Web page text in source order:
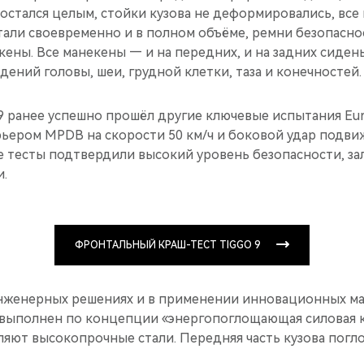
целым, стойки кузова не деформировались,
своевременно и в полном объёме, ремни
Все манекены — и на передних, и на задних
головы, шеи, грудной клетки, таза и конечностей.
ранее успешно прошёл другие ключевые испытания
MPDB на скорости 50 км/ч и боковой удар
тесты подтвердили высокий уровень безопасности,
ФРОНТАЛЬНЫЙ КРАШ-ТЕСТ TIGGO 9
решениях и в применении инновационных
по концепции «энергопоглощающая силовая
высокопрочные стали. Передняя часть кузова